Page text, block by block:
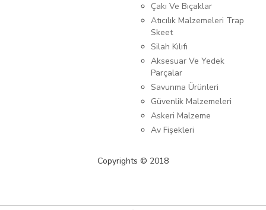
Çakı Ve Bıçaklar
Atıcılık Malzemeleri Trap
Skeet
Silah Kılıfı
Aksesuar Ve Yedek
Parçalar
Savunma Ürünleri
Güvenlik Malzemeleri
Askeri Malzeme
Av Fişekleri
Copyrights © 2018